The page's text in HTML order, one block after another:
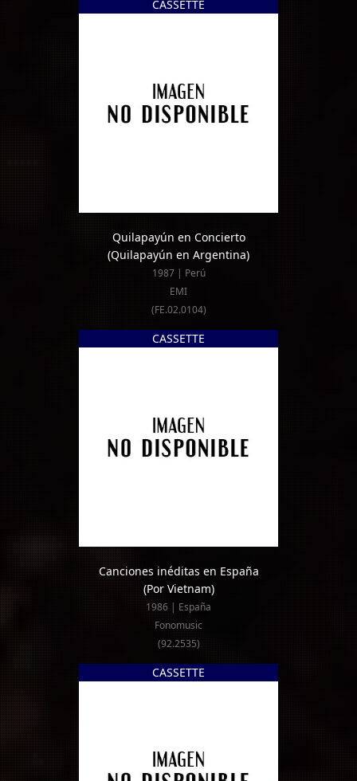
CASSETTE
Quilapayún en Concierto
(Quilapayún en Argentina)
1987 | Perú
EMI
(FE.02.0104)
CASSETTE
Canciones inéditas en España
(Por Vietnam)
1986 | España
Fonomusic
(92.2535)
CASSETTE